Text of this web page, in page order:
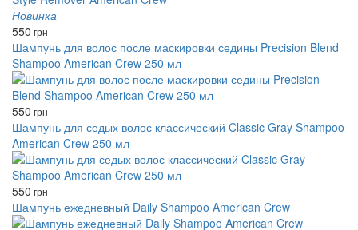
Новинка
550 грн
Шампунь для волос после маскировки седины Precision Blend
Shampoo American Crew 250 мл
550 грн
Шампунь для седых волос классический Classic Gray Shampoo
American Crew 250 мл
550 грн
Шампунь ежедневный Daily Shampoo American Crew